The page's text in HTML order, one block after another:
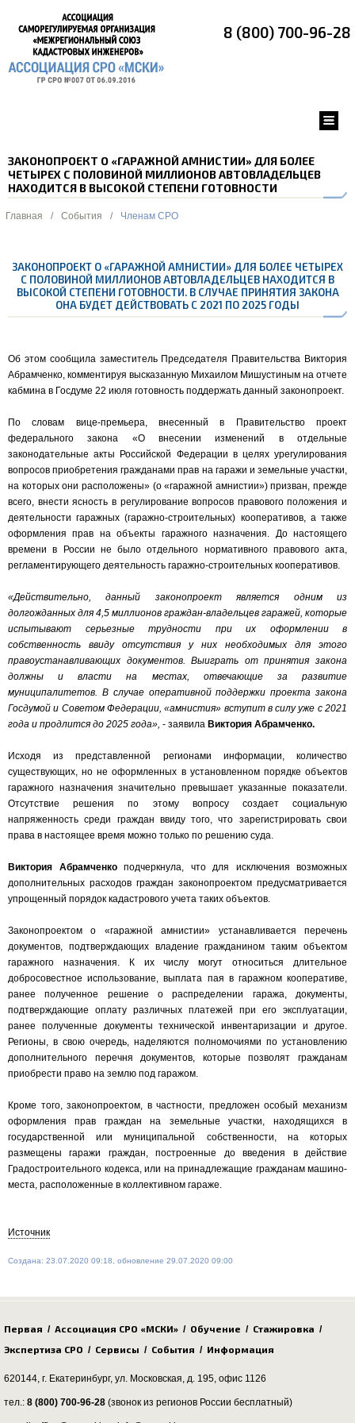
8 (800) 700-96-28
ЗАКОНОПРОЕКТ О «ГАРАЖНОЙ АМНИСТИИ» ДЛЯ БОЛЕЕ
ЧЕТЫРЕХ С ПОЛОВИНОЙ МИЛЛИОНОВ АВТОВЛАДЕЛЬЦЕВ
НАХОДИТСЯ В ВЫСОКОЙ СТЕПЕНИ ГОТОВНОСТИ
Главная / События / Членам СРО
ЗАКОНОПРОЕКТ О «ГАРАЖНОЙ АМНИСТИИ» ДЛЯ БОЛЕЕ ЧЕТЫРЕХ
С ПОЛОВИНОЙ МИЛЛИОНОВ АВТОВЛАДЕЛЬЦЕВ НАХОДИТСЯ В
ВЫСОКОЙ СТЕПЕНИ ГОТОВНОСТИ. В СЛУЧАЕ ПРИНЯТИЯ ЗАКОНА
ОНА БУДЕТ ДЕЙСТВОВАТЬ С 2021 ПО 2025 ГОДЫ
Об этом сообщила заместитель Председателя Правительства Виктория
Абрамченко, комментируя высказанную Михаилом Мишустиным на отчете
кабмина в Госдуме 22 июля готовность поддержать данный законопроект.
По словам вице-премьера, внесенный в Правительство проект
федерального закона «О внесении изменений в отдельные
законодательные акты Российской Федерации в целях урегулирования
вопросов приобретения гражданами прав на гаражи и земельные участки,
на которых они расположены» (о «гаражной амнистии») призван, прежде
всего, внести ясность в регулирование вопросов правового положения и
деятельности гаражных (гаражно-строительных) кооперативов, а также
оформления прав на объекты гаражного назначения. До настоящего
времени в России не было отдельного нормативного правового акта,
регламентирующего деятельность гаражно-строительных кооперативов.
«Действительно, данный законопроект является одним из
долгожданных для 4,5 миллионов граждан-владельцев гаражей, которые
испытывают серьезные трудности при их оформлении в
собственность ввиду отсутствия у них необходимых для этого
правоустанавливающих документов. Выиграть от принятия закона
должны и власти на местах, отвечающие за развитие
муниципалитетов. В случае оперативной поддержки проекта закона
Госдумой и Советом Федерации, «амнистия» вступит в силу уже с 2021
года и продлится до 2025 года», - заявила Виктория Абрамченко.
Исходя из представленной регионами информации, количество
существующих, но не оформленных в установленном порядке объектов
гаражного назначения значительно превышает указанные показатели.
Отсутствие решения по этому вопросу создает социальную
напряженность среди граждан ввиду того, что зарегистрировать свои
права в настоящее время можно только по решению суда.
Виктория Абрамченкоподчеркнула, что для исключения возможных
дополнительных расходов граждан законопроектом предусматривается
упрощенный порядок кадастрового учета таких объектов.
Законопроектом о «гаражной амнистии» устанавливается перечень
документов, подтверждающих владение гражданином таким объектом
гаражного назначения. К их числу могут относиться длительное
добросовестное использование, выплата пая в гаражном кооперативе,
ранее полученное решение о распределении гаража, документы,
подтверждающие оплату различных платежей при его эксплуатации,
ранее полученные документы технической инвентаризации и другое.
Регионы, в свою очередь, наделяются полномочиями по установлению
дополнительного перечня документов, которые позволят гражданам
приобрести право на землю под гаражом.
Кроме того, законопроектом, в частности, предложен особый механизм
оформления прав граждан на земельные участки, находящихся в
государственной или муниципальной собственности, на которых
размещены гаражи граждан, построенные до введения в действие
Градостроительного кодекса, или на принадлежащие гражданам машино-
места, расположенные в коллективном гараже.
Источник
Создана: 23.07.2020 09:18, обновление 29.07.2020 09:00
Первая / Ассоциация СРО «МСКИ» / Обучение / Стажировка /
Экспертиза СРО / Сервисы / События / Информация
620144, г. Екатеринбург, ул. Московская, д. 195, офис 1126
тел.: 8 (800) 700-96-28 (звонок из регионов России бесплатный)